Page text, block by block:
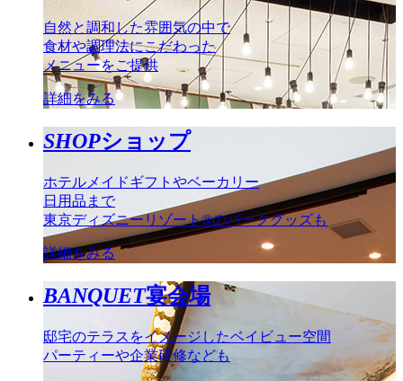
自然と調和した雰囲気の中で
食材や調理法にこだわった
メニューをご提供
詳細をみる
SHOPショップ
ホテルメイドギフトやベーカリー
日用品まで
東京ディズニーリゾート®のパークグッズも
詳細をみる
BANQUET宴会場
邸宅のテラスをイメージしたベイビュー空間
パーティーや企業研修なども